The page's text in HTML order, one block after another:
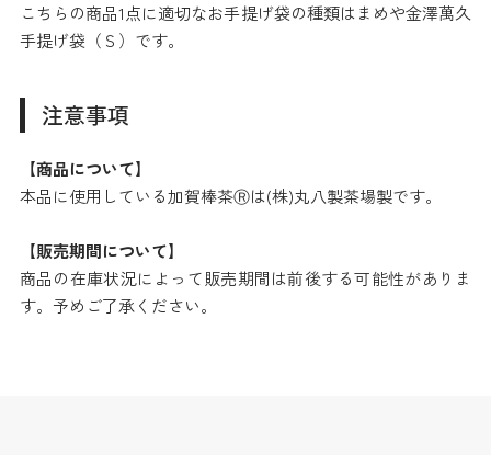
こちらの商品1点に適切なお手提げ袋の種類はまめや金澤萬久
手提げ袋（Ｓ）です。
注意事項
【商品について】
本品に使用している加賀棒茶Ⓡは(株)丸八製茶場製です。
【販売期間について】
商品の在庫状況によって販売期間は前後する可能性がありま
す。予めご了承ください。